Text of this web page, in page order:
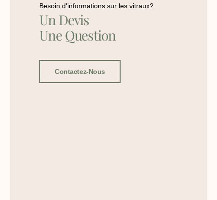
Besoin d'informations sur les vitraux?
Un Devis
Une Question
Contactez-Nous